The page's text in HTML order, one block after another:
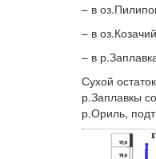
– в
– в
– в
Сухой
р.Заплавкы
р.Ориль,